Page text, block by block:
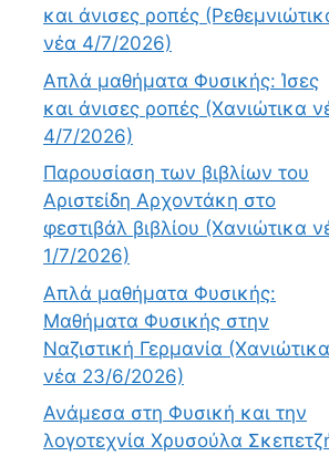
και άνισες ροπές
νέα 4/7/2026)
Απλά μαθήματα Φυσικής: Ίσες
και άνισες ροπές (Χανιώτικα
4/7/2026)
Παρουσίαση των βιβλίων του
Αριστείδη Αρχοντάκη στο
φεστιβάλ βιβλίου (Χανιώτικα
1/7/2026)
Απλά μαθήματα Φυσικής:
Μαθήματα Φυσικής στην
Ναζιστική Γερμανία (Χανιώτικα
νέα 23/6/2026)
Ανάμεσα στη Φυσική και την
λογοτεχνία Χρυσούλα